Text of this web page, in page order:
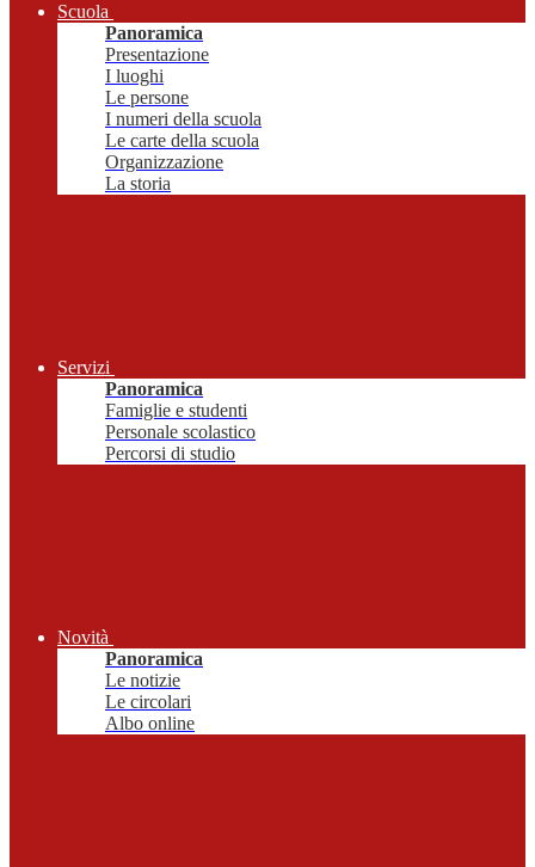
Scuola
Panoramica
Presentazione
I luoghi
Le persone
I numeri della scuola
Le carte della scuola
Organizzazione
La storia
Servizi
Panoramica
Famiglie e studenti
Personale scolastico
Percorsi di studio
Novità
Panoramica
Le notizie
Le circolari
Albo online